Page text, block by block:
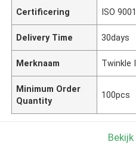
Certificering ISO 9001
Delivery Time 30days
Merknaam Twinkle
Minimum Order
Quantity
100pcs